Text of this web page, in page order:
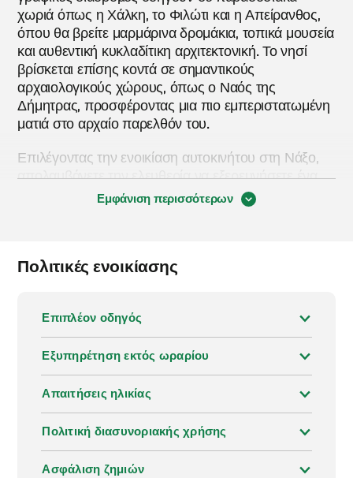
χωριά όπως η Χάλκη, το Φιλώτι και η Απείρανθος,
όπου θα βρείτε μαρμάρινα δρομάκια, τοπικά μουσεία
και αυθεντική κυκλαδίτικη αρχιτεκτονική. Το νησί
βρίσκεται επίσης κοντά σε σημαντικούς
αρχαιολογικούς χώρους, όπως ο Ναός της
Δήμητρας, προσφέροντας μια πιο εμπεριστατωμένη
ματιά στο αρχαίο παρελθόν του.
Επιλέγοντας την ενοικίαση αυτοκινήτου στη Νάξο,
απολαμβάνετε την ελευθερία να εξερευνήσετε ένα
νησί που είναι πολύ πιο εκτεταμένο από ό,τι φαίνεται
με την πρώτη ματιά. Αν και η Νάξος διαθέτει ένα
λιγότερο συχνά εκτός των κύριων διαδρομών και
ενοικίαση αυτοκινήτου στη Νάξο μια πρακτική
επιλογή για τους ταξιδιώτες που επιθυμούν ευελιξία
και άνεση. Με τους καλοδιατηρημένους δρόμους
που περιβάλλουν το νησί και τις γραφικές διαδρομές
στο εσωτερικό του, η ενοικίαση αυτοκινήτου στη
Νάξο σας δίνει τη δυνατότητα να εξερευνήσετε τα
πάντα, από τα ζωντανά παραθαλάσσια θέρετρα
μέχρι τα ήσυχα, παραδοσιακά χωριά, με τον δικό
σας ρυθμό.
Εμφάνιση περισσότερων
Πολιτικές ενοικίασης
Επιπλέον οδηγός
Εξυπηρέτηση εκτός ωραρίου
Απαιτήσεις ηλικίας
Πολιτική διασυνοριακής χρήσης
Ασφάλιση ζημιών